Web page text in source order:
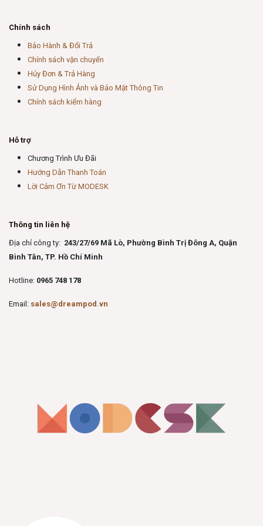
Chính sách
Bảo Hành & Đổi Trả
Chính sách vận chuyển
Hủy Đơn & Trả Hàng
Sử Dụng Hình Ảnh và Bảo Mật Thông Tin
Chính sách kiểm hàng
Hỗ trợ
Chương Trình Ưu Đãi
Hướng Dẫn Thanh Toán
Lời Cảm Ơn Từ MODESK
Thông tin liên hệ
Địa chỉ công ty: 243/27/69 Mã Lò, Phường Bình Trị Đông A, Quận
Bình Tân, TP. Hồ Chí Minh
Hotline: 0965 748 178
Email: sales@dreampod.vn